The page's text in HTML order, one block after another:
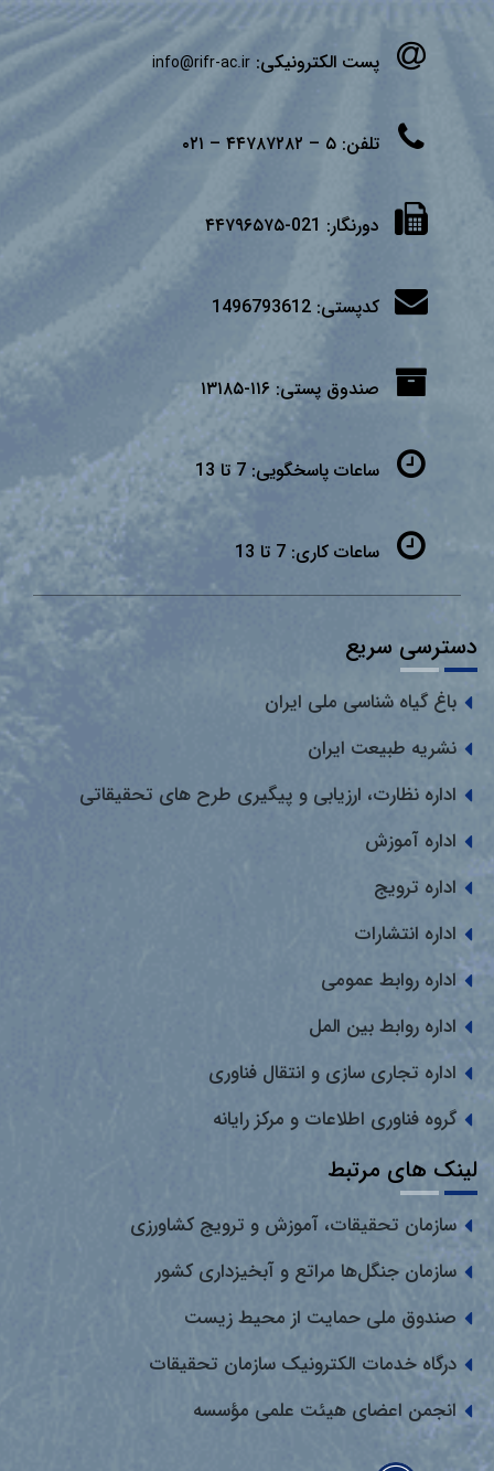
پست الکترونیکی: info@rifr-ac.ir
تلفن: ۵ – ۴۴۷۸۷۲۸۲ – ۰۲۱
دورنگار: 021-۴۴۷۹۶۵۷۵
کدپستی: 1496793612
صندوق پستی: ۱۱۶-۱۳۱۸۵
ساعات پاسخگویی: 7 تا 13
ساعات کاری: 7 تا 13
دسترسی سریع
باغ گیاه شناسی ملی ایران
نشریه طبیعت ایران
اداره نظارت، ارزیابی و پیگیری طرح های تحقیقاتی
اداره آموزش
اداره ترویج
اداره انتشارات
اداره روابط عمومی
اداره روابط بین المل
اداره تجاری سازی و انتقال فناوری
گروه فناوری اطلاعات و مرکز رایانه
لینک های مرتبط
سازمان تحقیقات، آموزش و ترویج کشاورزی
سازمان جنگل‌ها مراتع و آبخیزداری کشور
صندوق ملی حمایت از محیط زیست
درگاه خدمات الکترونیک سازمان تحقیقات
انجمن اعضای هیئت علمی مؤسسه